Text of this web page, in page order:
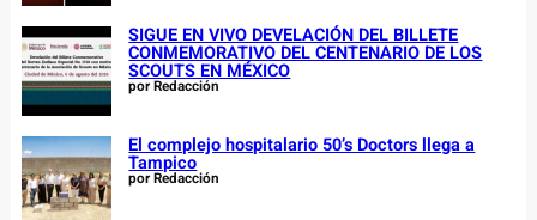
SIGUE EN VIVO DEVELACIÓN DEL BILLETE
CONMEMORATIVO DEL CENTENARIO DE LOS
SCOUTS EN MÉXICO
por Redacción
El complejo hospitalario 50’s Doctors llega a
Tampico
por Redacción